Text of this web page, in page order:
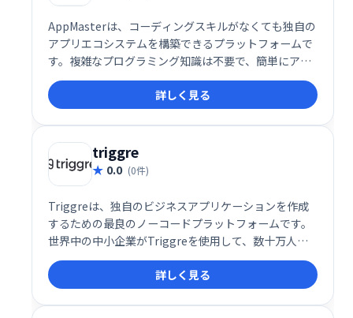
AppMasterは、コーディングスキルがなくても独自の
アプリエコシステムを構築できるプラットフォームで
す。複雑なプログラミング知識は不要で、簡単にアプ
リ開発を始められます。直感的なインターフェース
で、効率的な開発と迅速なリリースを実現します。 あ
なたのビジネスを加速させる、革新的なアプリ開発ソ
リューションです。
詳しく見る
triggre
0.0 (0件)
Triggreは、独自のビジネスアプリケーションを作成
するための最良のノーコードプラットフォームです。
世界中の中小企業がTriggreを使用して、数十万人の
ユーザーにサービスを提供するアプリケーションを作
成してきました。
詳しく見る